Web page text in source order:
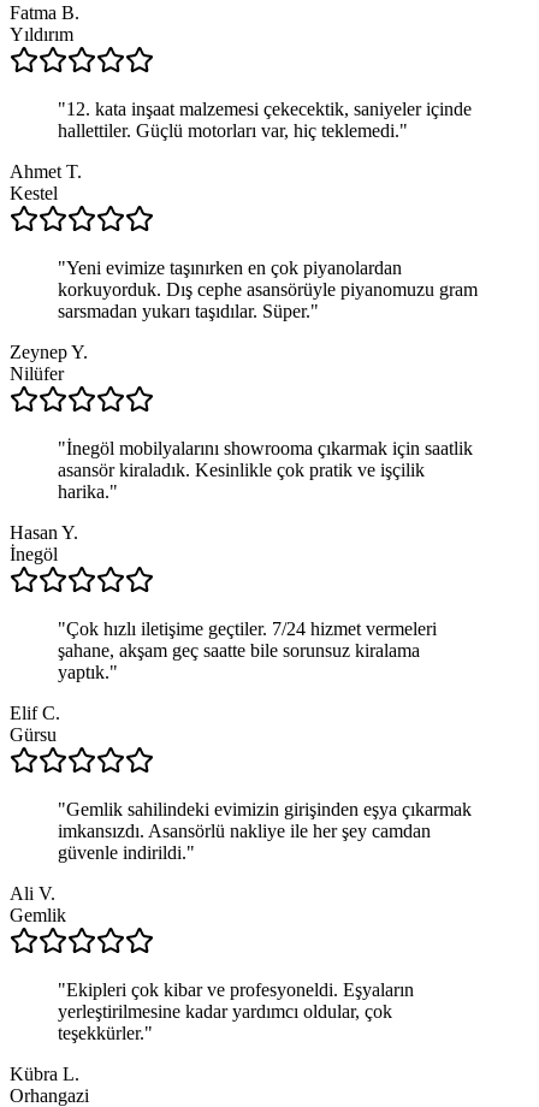
Fatma B.
Yıldırım
"12. kata inşaat malzemesi çekecektik, saniyeler içinde
hallettiler. Güçlü motorları var, hiç teklemedi."
Ahmet T.
Kestel
"Yeni evimize taşınırken en çok piyanolardan
korkuyorduk. Dış cephe asansörüyle piyanomuzu gram
sarsmadan yukarı taşıdılar. Süper."
Zeynep Y.
Nilüfer
"İnegöl mobilyalarını showrooma çıkarmak için saatlik
asansör kiraladık. Kesinlikle çok pratik ve işçilik
harika."
Hasan Y.
İnegöl
"Çok hızlı iletişime geçtiler. 7/24 hizmet vermeleri
şahane, akşam geç saatte bile sorunsuz kiralama
yaptık."
Elif C.
Gürsu
"Gemlik sahilindeki evimizin girişinden eşya çıkarmak
imkansızdı. Asansörlü nakliye ile her şey camdan
güvenle indirildi."
Ali V.
Gemlik
"Ekipleri çok kibar ve profesyoneldi. Eşyaların
yerleştirilmesine kadar yardımcı oldular, çok
teşekkürler."
Kübra L.
Orhangazi